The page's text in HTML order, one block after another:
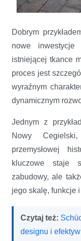
Dobrym
nowe
istniejącej tkance
proces jest
wyraźnym
dynamicznym
Jednym z
Nowy
przemysłowej
kluczowe staje
zabudowy, ale
jego skalę, funkcje
Czytaj też:
designu i